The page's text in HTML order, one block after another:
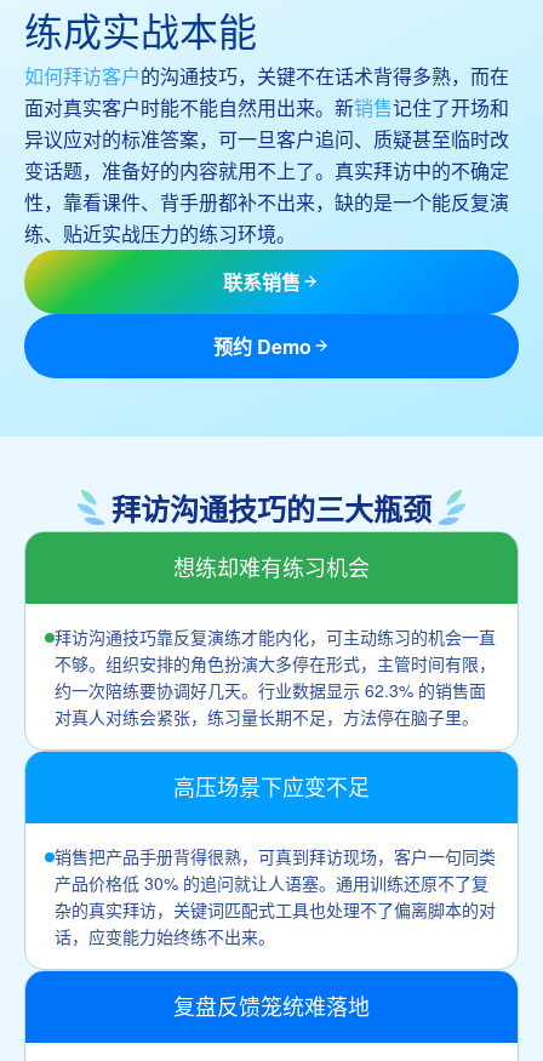
练成实战本能
如何拜访客户的沟通技巧，关键不在话术背得多熟，而在
面对真实客户时能不能自然用出来。新销售记住了开场和
异议应对的标准答案，可一旦客户追问、质疑甚至临时改
变话题，准备好的内容就用不上了。真实拜访中的不确定
性，靠看课件、背手册都补不出来，缺的是一个能反复演
练、贴近实战压力的练习环境。
联系销售
预约 Demo
拜访沟通技巧的三大瓶颈
想练却难有练习机会
拜访沟通技巧靠反复演练才能内化，可主动练习的机会一直
不够。组织安排的角色扮演大多停在形式，主管时间有限，
约一次陪练要协调好几天。行业数据显示 62.3% 的销售面
对真人对练会紧张，练习量长期不足，方法停在脑子里。
高压场景下应变不足
销售把产品手册背得很熟，可真到拜访现场，客户一句同类
产品价格低 30% 的追问就让人语塞。通用训练还原不了复
杂的真实拜访，关键词匹配式工具也处理不了偏离脚本的对
话，应变能力始终练不出来。
复盘反馈笼统难落地